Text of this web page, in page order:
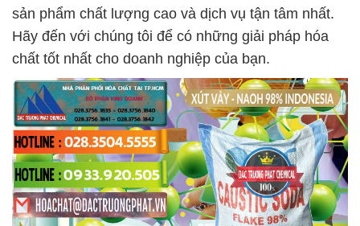
sản phẩm chất lượng cao và dịch vụ tận tâm nhất.
Hãy đến với chúng tôi để có những giải pháp hóa
chất tốt nhất cho doanh nghiệp của bạn.